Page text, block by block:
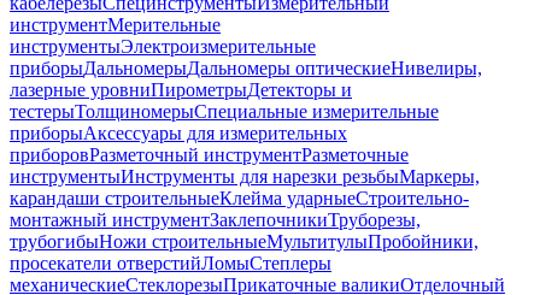
инструментМерительные
инструментыЭлектроизмерительные
приборыДальномерыДальномеры оптическиеНивелиры,
лазерные уровниПирометрыДетекторы и
тестерыТолщиномерыСпециальные измерительные
приборыАксессуары для измерительных
приборовРазметочный инструментРазметочные
инструментыИнструменты для нарезки резьбыМаркеры,
карандаши строительныеКлейма ударныеСтроительно-
монтажный инструментЗаклепочникиТруборезы,
трубогибыНожи строительныеМультитулыПробойники,
просекатели отверстийЛомыСтеплеры
механическиеСтеклорезыПрикаточные валикиОтделочный